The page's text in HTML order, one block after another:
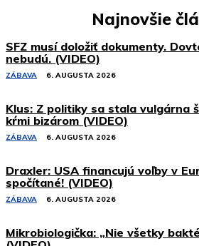
Najnovšie
SFZ musí doložiť dokumenty.
nebudú. (VIDEO)
ZÁBAVA 6. AUGUSTA 2026
Klus: Z politiky sa stala vulgárna
kŕmi bizárom (VIDEO)
ZÁBAVA 6. AUGUSTA 2026
Draxler: USA financujú voľby v
spočítané! (VIDEO)
ZÁBAVA 6. AUGUSTA 2026
Mikrobiologička: „Nie všetky